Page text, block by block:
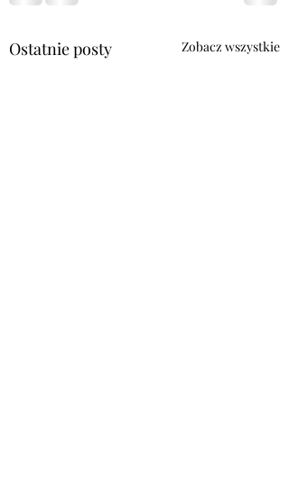
Ostatnie posty Zobacz wszystkie